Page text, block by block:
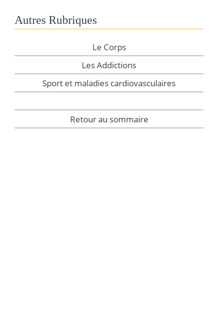
Autres Rubriques
Le Corps
Les Addictions
Sport et maladies cardiovasculaires
Retour au sommaire